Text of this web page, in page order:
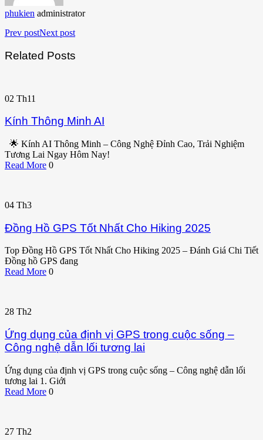
phukien administrator
Prev postNext post
Related Posts
02 Th11
Kính Thông Minh AI
🌟 Kính AI Thông Minh – Công Nghệ Đỉnh Cao, Trải Nghiệm
Tương Lai Ngay Hôm Nay!
Read More 0
04 Th3
Đồng Hồ GPS Tốt Nhất Cho Hiking 2025
Top Đồng Hồ GPS Tốt Nhất Cho Hiking 2025 – Đánh Giá Chi Tiết
Đồng hồ GPS đang
Read More 0
28 Th2
Ứng dụng của định vị GPS trong cuộc sống –
Công nghệ dẫn lối tương lai
Ứng dụng của định vị GPS trong cuộc sống – Công nghệ dẫn lối
tương lai 1. Giới
Read More 0
27 Th2